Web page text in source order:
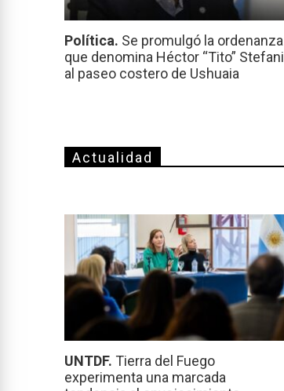
Política. Se promulgó la ordenanza
que denomina Héctor “Tito” Stefani
al paseo costero de Ushuaia
Actualidad
UNTDF. Tierra del Fuego
experimenta una marcada